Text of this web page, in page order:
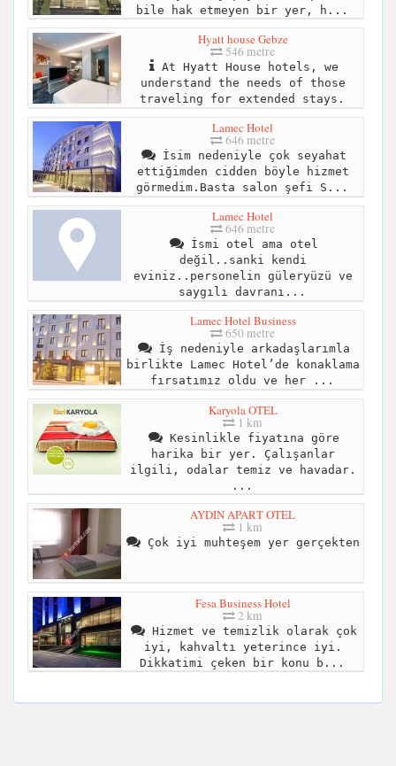
bile hak etmeyen bir yer, h...
Hyatt house Gebze
546 metre
At Hyatt House hotels, we
understand the needs of those
traveling for extended stays.
Lamec Hotel
646 metre
İsim nedeniyle çok seyahat
ettiğimden cidden böyle hizmet
görmedim.Basta salon şefi S...
Lamec Hotel
646 metre
İsmi otel ama otel
değil..sanki kendi
eviniz..personelin güleryüzü ve
saygılı davranı...
Lamec Hotel Business
650 metre
İş nedeniyle arkadaşlarımla
birlikte Lamec Hotel’de konaklama
fırsatımız oldu ve her ...
Karyola OTEL
1 km
Kesinlikle fiyatına göre
harika bir yer. Çalışanlar
ilgili, odalar temiz ve havadar.
...
AYDIN APART OTEL
1 km
Çok iyi muhteşem yer gerçekten
Fesa Business Hotel
2 km
Hizmet ve temizlik olarak çok
iyi, kahvaltı yeterince iyi.
Dikkatimi çeken bir konu b...